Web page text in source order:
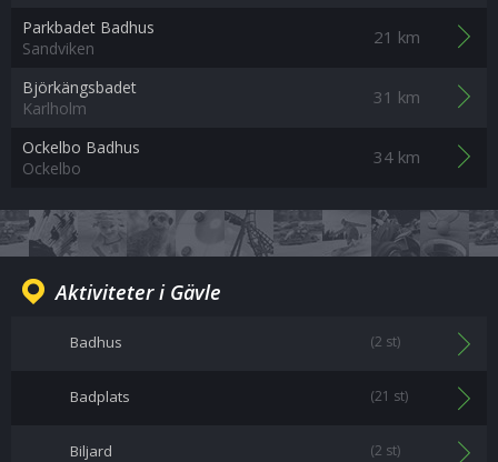
Parkbadet Badhus
Sandviken
21 km
Björkängsbadet
Karlholm
31 km
Ockelbo Badhus
Ockelbo
34 km
Aktiviteter i Gävle
Badhus (2 st)
Badplats (21 st)
Biljard (2 st)